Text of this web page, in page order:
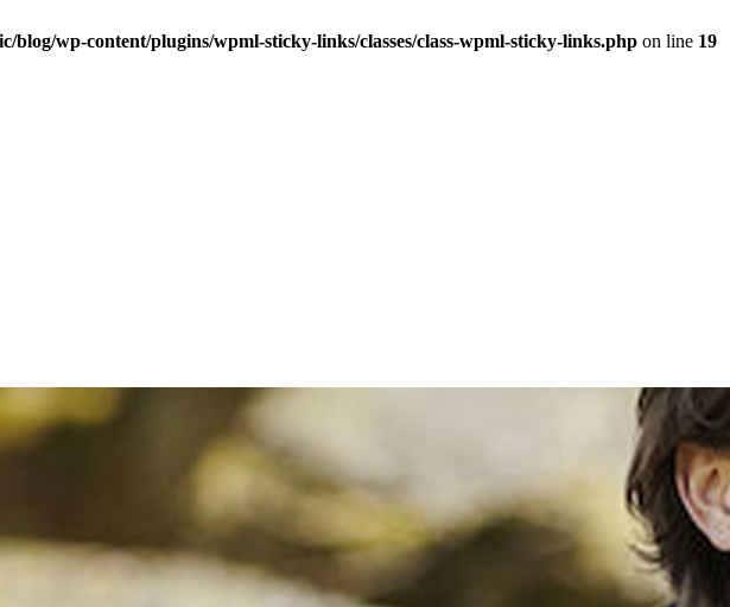
blog/wp-content/plugins/wpml-sticky-links/classes/class-wpml-sticky-links.php on line 19